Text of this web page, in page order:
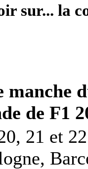
sur... la
manche
de F1
21 et